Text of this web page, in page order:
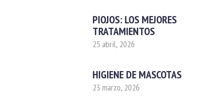
PIOJOS: LOS MEJORES
TRATAMIENTOS
25 abril, 2026
HIGIENE DE MASCOTAS
23 marzo, 2026